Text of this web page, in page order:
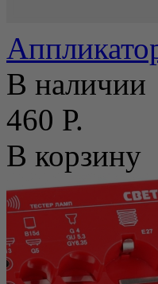
В наличии
460 Р.
В корзину